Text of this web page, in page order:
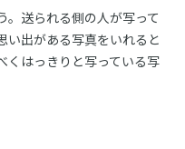
。送られる側の人が写って
い出がある写真をいれると
くはっきりと写っている写